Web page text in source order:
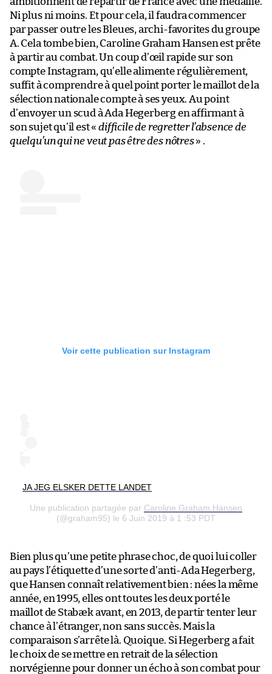
Ni plus ni moins. Et pour cela, il faudra commencer
par passer outre les Bleues, archi-favorites du groupe
A. Cela tombe bien, Caroline Graham Hansen est prête
à partir au combat. Un coup d’œil rapide sur son
compte Instagram, qu’elle alimente régulièrement,
suffit à comprendre à quel point porter le maillot de la
sélection nationale compte à ses yeux. Au point
d’envoyer un scud à Ada Hegerberg en affirmant à
son sujet qu’il est «difficile de regretter l’absence de
quelqu’un qui ne veut pas être des nôtres» .
Voir cette publication sur Instagram
JA JEG ELSKER DETTE LANDET
Une publication partagée par Caroline Graham Hansen
(@graham95) le 6 Juin 2019 à 1 :53 PDT
Bien plus qu’une petite phrase choc, de quoi lui coller
au pays l’étiquette d’une sorte d’anti-Ada Hegerberg,
que Hansen connaît relativement bien : nées la même
année, en 1995, elles ont toutes les deux porté le
maillot de Stabæk avant, en 2013, de partir tenter leur
chance à l’étranger, non sans succès. Mais la
comparaison s’arrête là. Quoique. Si Hegerberg a fait
le choix de se mettre en retrait de la sélection
norvégienne pour donner un écho à son combat pour